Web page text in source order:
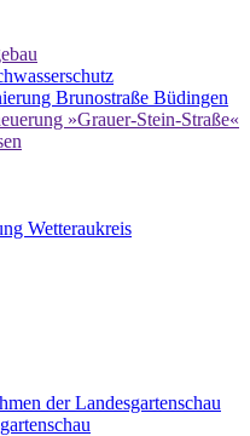
Brunostraße Büdingen
»Grauer-Stein-Straße«
Wetteraukreis
der Landesgartenschau